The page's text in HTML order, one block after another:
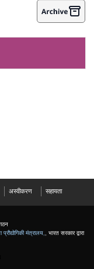
अस्वीकरण सहायता
मंत्रालय, , भारत सरकार द्वारा